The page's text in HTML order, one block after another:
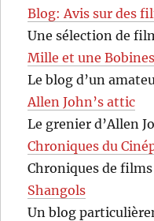
Blog: Avis sur des
Une sélection de
Mille et une Bobines
Le blog d’un
Allen John’s attic
Le grenier d’Allen
Chroniques du
Chroniques de
Shangols
Un blog